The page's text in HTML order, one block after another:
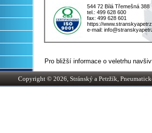
544 72 Bílá Třemešná 388
tel.: 499 628 600
fax: 499 628 601
https://
e-mail:
Pro bližší informace o veletrhu
Copyright © 2026, Stránský a Petržík,